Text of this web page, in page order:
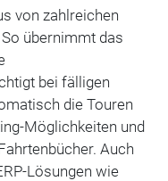
von zahlreichen
übernimmt das
bei fälligen
die Touren
Möglichkeiten und
Auch
Lösungen wie